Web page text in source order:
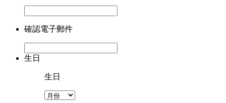
確認電子郵件
生日
生日